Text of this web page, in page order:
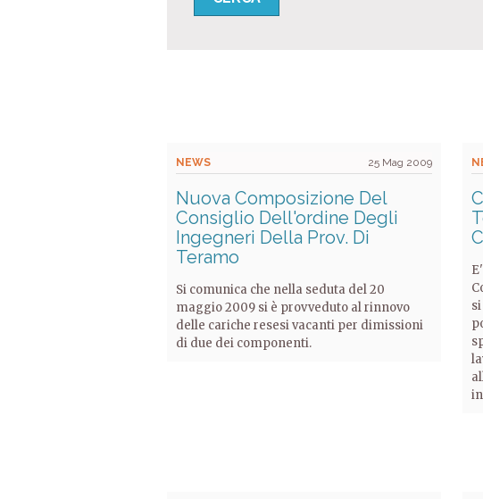
NEWS 25 Mag 2009
Nuova Composizione Del
Consiglio Dell'ordine Degli
Ingegneri Della Prov. Di
Teramo
Si comunica che nella seduta del 20
maggio 2009 si è provveduto al rinnovo
delle cariche resesi vacanti per dimissioni
di due dei componenti.